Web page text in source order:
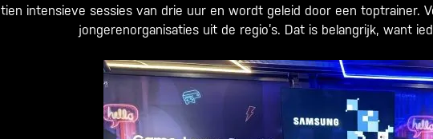
tien intensieve sessies van drie uur en wordt geleid door een toptrainer.
jongerenorganisaties uit de regio’s. Dat is belangrijk, want